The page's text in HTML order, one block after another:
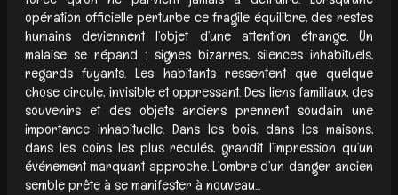
opération officielle perturbe ce fragile équilibre, des restes
humains deviennent l’objet d’une attention étrange. Un
malaise se répand : signes bizarres, silences inhabituels,
regards fuyants. Les habitants ressentent que quelque
chose circule, invisible et oppressant. Des liens familiaux, des
souvenirs et des objets anciens prennent soudain une
importance inhabituelle. Dans les bois, dans les maisons,
dans les coins les plus reculés, grandit l’impression qu’un
événement marquant approche. L’ombre d’un danger ancien
semble prête à se manifester à nouveau...